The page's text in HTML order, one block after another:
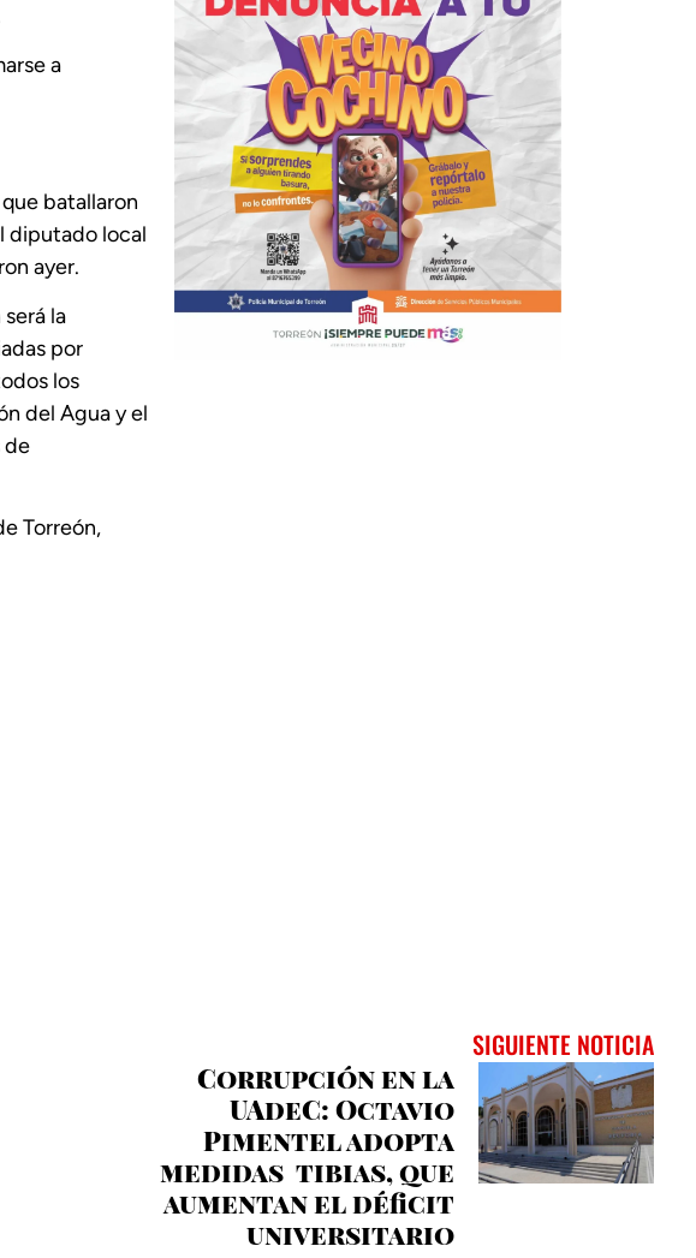
a
batallaron
diputado local
ayer.
la
por
los
del Agua y el
de
Torreón,
SIGUIENTE NOTICIA
Corrupción en la
UAdeC: Octavio
Pimentel adopta
medidas tibias, que
aumentan el déficit
universitario